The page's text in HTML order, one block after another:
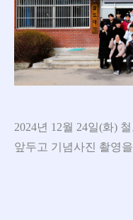
2024년 12월 24일(화)
앞두고 기념사진 촬영